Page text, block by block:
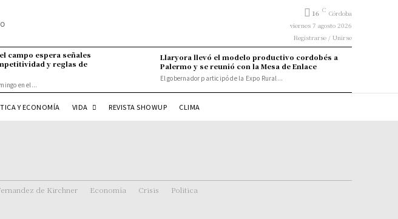
16 C Córdoba
viernes 7 agosto 2026
Registrarse / Unirse
campo espera señales
y reglas de
en el...
Llaryora llevó el modelo productivo cordobés a
Palermo y se reunió con la Mesa de Enlace
El gobernador participó de la Expo Rural...
Y ECONOMÍA VIDA REVISTA SHOWUP CLIMA
de Kirchner Economía Crisis Politica